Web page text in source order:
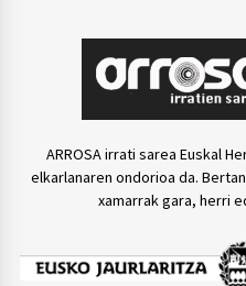
ARROSA irrati sarea Euskal
elkarlanaren ondorioa da.
xamarrak gara, herri